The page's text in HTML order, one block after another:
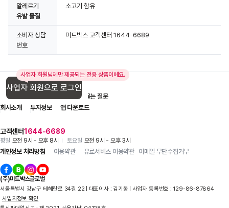
알레르기
유발 물질
소고기 함유
소비자 상담
번호
미트박스 고객센터 1644-6689
사업자 회원님께만 제공되는 전용 상품이에요.
사업자 회원으로 로그인
고객센터1644-6689
평일 오전 9시 - 오후 8시 토요일 오전 9시 - 오후 3시
입점 제휴 문의
자주 묻는 질문
회사소개
투자정보 앱 다운로드
개인정보 처리방침 이용약관 유료서비스 이용약관 이메일 무단수집거부
(주)미트박스글로벌
서울특별시 강남구 테헤란로 34길 22 | 대표이사 : 김기봉 | 사업자 등록번호 : 129-86-87864
사업자정보 확인